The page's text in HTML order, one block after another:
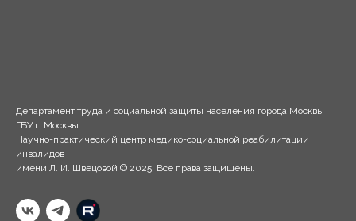
Департамент труда и социальной защиты населения города Москвы
ГБУ г. Москвы
Научно-практический центр медико-социальной реабилитации
инвалидов
имени Л. И. Швецовой © 2025. Все права защищены.